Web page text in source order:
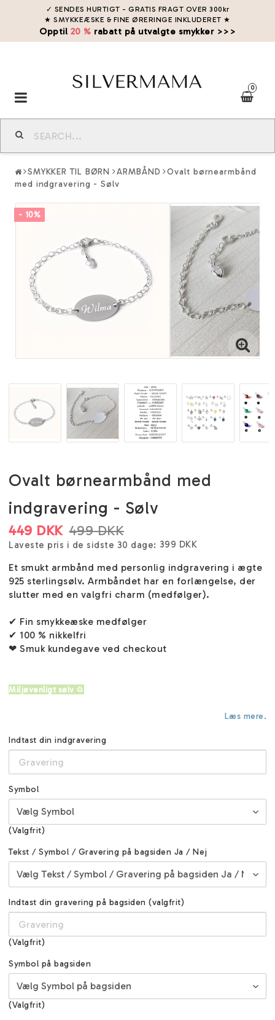
✓ SENDES HURTIGT - GRATIS FRAGT OVER 300kr
★ SMYKKEÆSKE & FINE ØRERINGE INKLUDERET ★
Opptil 20 % rabatt på utvalgte smykker >>>
0
Toggle
navigation
SMYKKER TIL BØRN ARMBÅND
Ovalt børnearmbånd
med indgravering - Sølv
- 10%
Ovalt børnearmbånd med
indgravering - Sølv
499 DKK
449 DKK
Laveste pris i de sidste 30 dage 399 DKK
Et smukt armbånd med personlig indgravering i ægte
925 sterlingsølv. Armbåndet har en forlængelse, der
slutter med en valgfri charm (medfølger).
✔ Fin smykkeæske medfølger
✔ 100 % nikkelfri
❤ Smuk kundegave ved checkout
Miljøvenligt sølv ♲
Læs mere.
Indtast din indgravering
Symbol
(Valgfrit)
Tekst / Symbol / Gravering på bagsiden Ja / Nej
Indtast din gravering på bagsiden (valgfrit)
(Valgfrit)
Symbol på bagsiden
(Valgfrit)